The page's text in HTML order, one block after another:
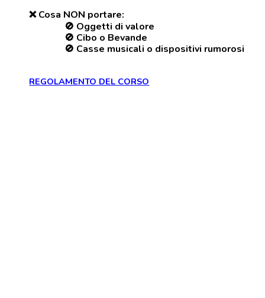
❌ Cosa NON portare:
🚫 Oggetti di valore
🚫 Cibo o Bevande
🚫 Casse musicali o dispositivi rumorosi
REGOLAMENTO DEL CORSO